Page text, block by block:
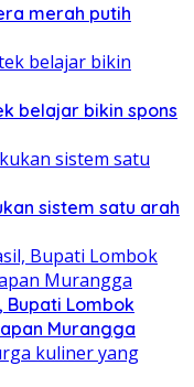
merah putih
belajar bikin spons
sistem satu arah
Bupati Lombok
Murangga